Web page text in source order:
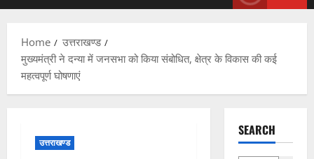
Home
उत्तराखण्ड
मुख्यमंत्री ने दन्या में जनसभा को किया संबोधित, क्षेत्र के विकास की कई
महत्वपूर्ण घोषणाएं
उत्तराखण्ड
SEARCH